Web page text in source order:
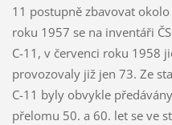
11 postupně zbavovat
roku 1957 se na inventáři
C-11, v červenci roku 1958
provozovaly již jen 73. Ze
C-11 byly obvykle
přelomu 50. a 60. let se ve